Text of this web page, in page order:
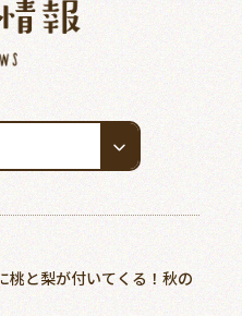
オンライン
ショップ
アクセス
3887
桃と梨が付いてくる！秋の